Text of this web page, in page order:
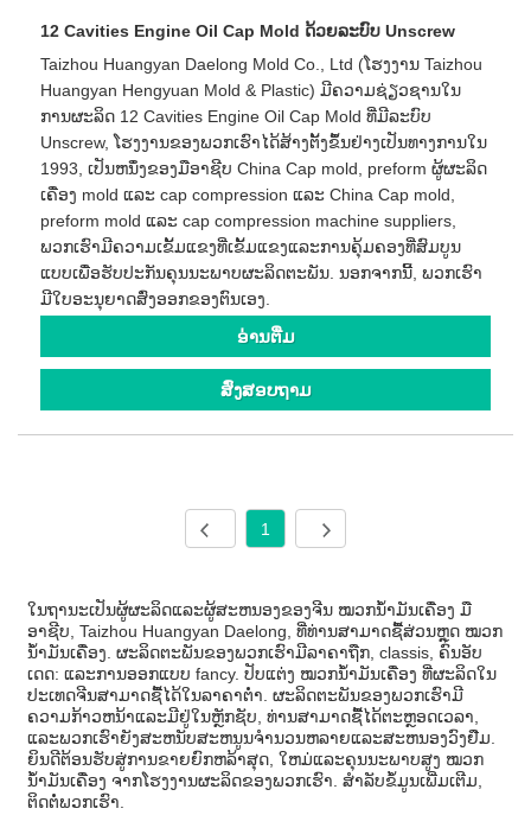
12 Cavities Engine Oil Cap Mold ດ້ວຍລະບົບ Unscrew
Taizhou Huangyan Daelong Mold Co., Ltd (ໂຮງງານ Taizhou
Huangyan Hengyuan Mold & Plastic) ມີຄວາມຊ່ຽວຊານໃນ
ການຜະລິດ 12 Cavities Engine Oil Cap Mold ທີ່ມີລະບົບ
Unscrew, ໂຮງງານຂອງພວກເຮົາໄດ້ສ້າງຕັ້ງຂຶ້ນຢ່າງເປັນທາງການໃນ
1993, ເປັນຫນຶ່ງຂອງມືອາຊີບ China Cap mold, preform ຜູ້ຜະລິດ
ເຄື່ອງ mold ແລະ cap compression ແລະ China Cap mold,
preform mold ແລະ cap compression machine suppliers,
ພວກເຮົາມີຄວາມເຂັ້ມແຂງທີ່ເຂັ້ມແຂງແລະການຄຸ້ມຄອງທີ່ສົມບູນ
ແບບເພື່ອຮັບປະກັນຄຸນນະພາບຜະລິດຕະພັນ. ນອກຈາກນີ້, ພວກເຮົາ
ມີໃບອະນຸຍາດສົ່ງອອກຂອງຕົນເອງ.
ອ່ານ​ຕື່ມ
ສົ່ງສອບຖາມ
1
ໃນຖານະເປັນຜູ້ຜະລິດແລະຜູ້ສະຫນອງຂອງຈີນ ໝວກນ້ຳມັນເຄື່ອງ ມື
ອາຊີບ, Taizhou Huangyan Daelong, ທີ່ທ່ານສາມາດຊື້ສ່ວນຫຼຸດ ໝວກ
ນ້ຳມັນເຄື່ອງ. ຜະລິດຕະພັນຂອງພວກເຮົາມີລາຄາຖືກ, classis, ຄົນອັບ
ເດດ: ແລະການອອກແບບ fancy. ປັບແຕ່ງ ໝວກນ້ຳມັນເຄື່ອງ ທີ່ຜະລິດໃນ
ປະເທດຈີນສາມາດຊື້ໄດ້ໃນລາຄາຕໍ່າ. ຜະລິດຕະພັນຂອງພວກເຮົາມີ
ຄວາມກ້າວຫນ້າແລະມີຢູ່ໃນຫຼັກຊັບ, ທ່ານສາມາດຊື້ໄດ້ຕະຫຼອດເວລາ,
ແລະພວກເຮົາຍັງສະຫນັບສະຫນູນຈໍານວນຫລາຍແລະສະຫນອງວົງຢືມ.
ຍິນ​ດີ​ຕ້ອນ​ຮັບ​ສູ່​ການ​ຂາຍ​ຍົກ​ຫລ້າ​ສຸດ​, ໃຫມ່​ແລະ​ຄຸນ​ນະ​ພາບ​ສູງ ໝວກ
ນ້ຳມັນເຄື່ອງ ຈາກ​ໂຮງ​ງານ​ຜະ​ລິດ​ຂອງ​ພວກ​ເຮົາ​. ສໍາລັບຂໍ້ມູນເພີ່ມເຕີມ,
ຕິດຕໍ່ພວກເຮົາ.